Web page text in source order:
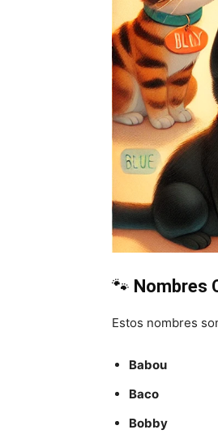
🐾 Nombres
Estos nombres
Babou
Baco
Bobby